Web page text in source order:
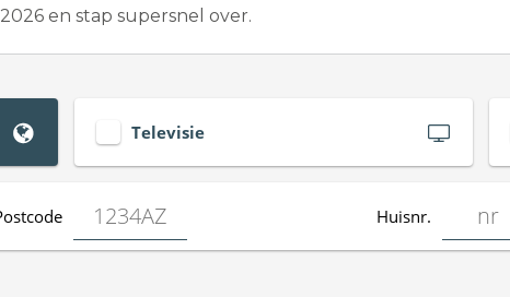
en stap supersnel over.
Televisie
Huisnr.